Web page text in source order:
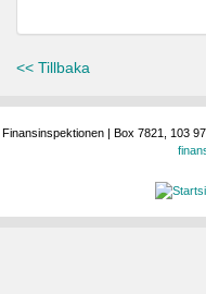
<< Tillbaka
Finansinspektionen | Box 7821, 103